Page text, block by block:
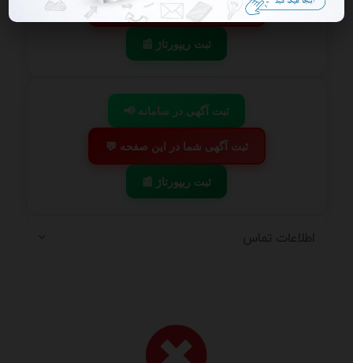
💬 ثبت آگهی شما در این صفحه
📰 ثبت ریپورتاژ
📢 ثبت آگهی در سامانه
💬 ثبت آگهی شما در این صفحه
📰 ثبت ریپورتاژ
اطلاعات تماس